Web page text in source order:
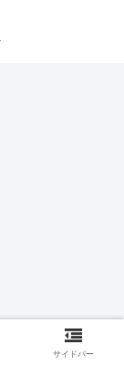
サイドバー